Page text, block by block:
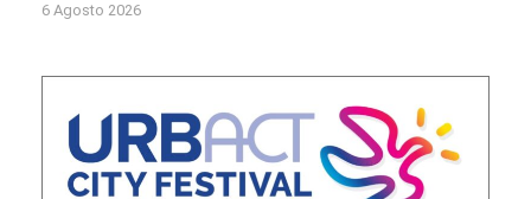
6 Agosto 2026